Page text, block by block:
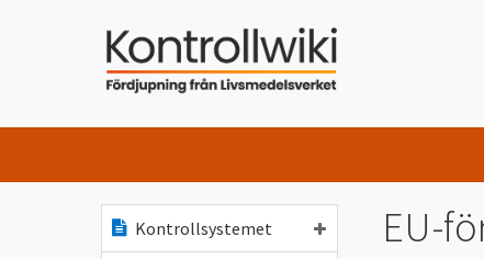
Kontrollsystemet EU-